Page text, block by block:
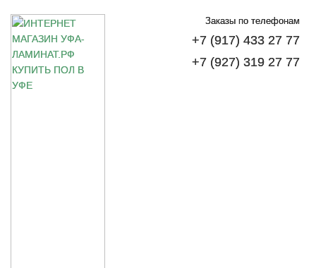
Заказы по телефонам
+7 (917) 433 27 77
+7 (927) 319 27 77